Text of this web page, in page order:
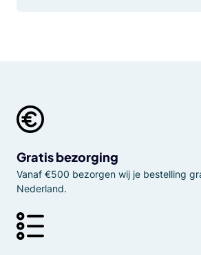
Gratis bezorging
Vanaf €500 bezorgen wij je bestelling
Nederland.